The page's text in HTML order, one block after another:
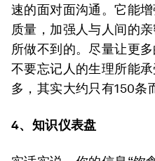
速的面对面沟通。它能
质量，加强人与人间的
所做不到的。尽量让更
不要忘记人的生理所能
多，其实大约只有150条
4、知识仪表盘